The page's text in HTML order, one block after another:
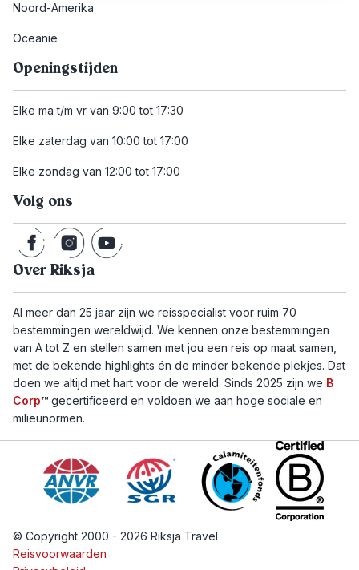
Noord-Amerika
Oceanië
Openingstijden
Elke ma t/m vr van 9:00 tot 17:30
Elke zaterdag van 10:00 tot 17:00
Elke zondag van 12:00 tot 17:00
Volg ons
Over Riksja
Al meer dan 25 jaar zijn we reisspecialist voor ruim 70
bestemmingen wereldwijd. We kennen onze bestemmingen
van A tot Z en stellen samen met jou een reis op maat samen,
met de bekende highlights én de minder bekende plekjes. Dat
doen we altijd met hart voor de wereld. Sinds 2025 zijn we B
Corp™ gecertificeerd en voldoen we aan hoge sociale en
milieunormen.
© Copyright 2000 - 2026 Riksja Travel
Reisvoorwaarden